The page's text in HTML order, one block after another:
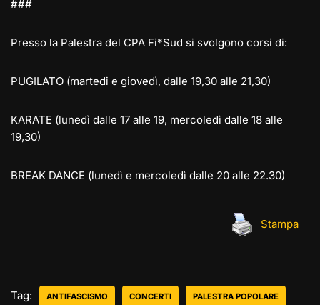
###
Presso la Palestra del CPA Fi*Sud si svolgono corsi di:
PUGILATO (martedi e giovedì, dalle 19,30 alle 21,30)
KARATE (lunedì dalle 17 alle 19, mercoledì dalle 18 alle
19,30)
BREAK DANCE (lunedì e mercoledì dalle 20 alle 22.30)
Stampa
Tag: ANTIFASCISMO CONCERTI PALESTRA POPOLARE